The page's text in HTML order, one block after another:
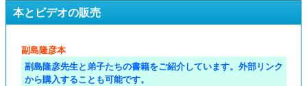
本とビデオの販売
副島隆彦本
副島隆彦先生と弟子たちの書籍をご紹介しています。外部リンク
から購入することも可能です。